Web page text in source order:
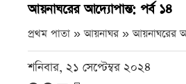
আয়নাঘরের আদ্যোপান্ত: পর্ব ১৪
প্রথম পাতা » আয়নাঘর »আয়নাঘরের
শনিবার, ২১ সেপ্টেম্বর ২০২৪